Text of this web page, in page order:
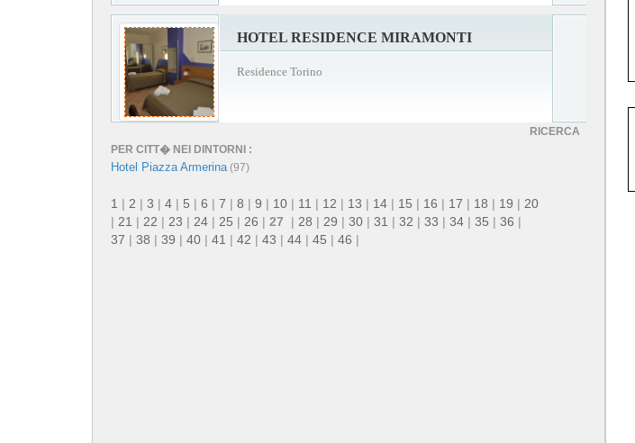
HOTEL RESIDENCE MIRAMONTI
Residence Torino
RICERCA
PER CITT� NEI DINTORNI :
Hotel Piazza Armerina(97)
1 | 2 | 3 | 4 | 5 | 6 | 7 | 8 | 9 | 10 | 11 | 12 | 13 | 14 | 15 | 16 | 17 | 18 | 19 | 20
| 21 | 22 | 23 | 24 | 25 | 26 | 27 | 28 | 29 | 30 | 31 | 32 | 33 | 34 | 35 | 36 |
37 | 38 | 39 | 40 | 41 | 42 | 43 | 44 | 45 | 46 |